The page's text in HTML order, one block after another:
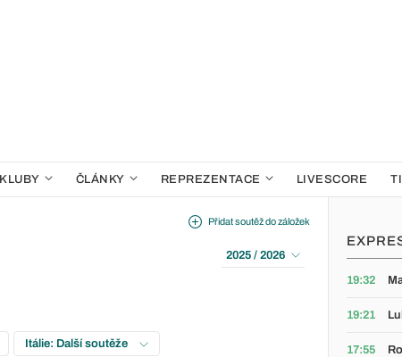
KLUBY ČLÁNKY REPREZENTACE LIVESCORE
Přidat soutěž do záložek
2025 / 2026
Itálie: Další soutěže
19:32
19:21
17:55